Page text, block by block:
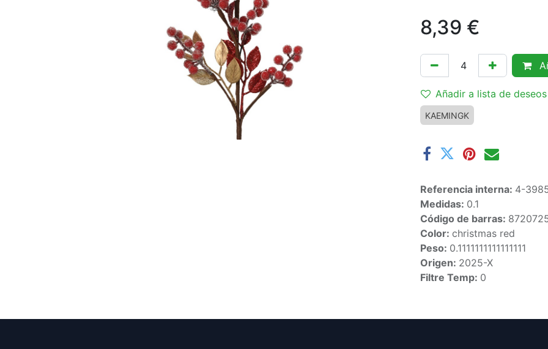
8,39 €
Añadir a lista de deseos
KAEMINGK
Referencia interna: 4-
Medidas: 0.1
Código de barras:
Color: christmas red
Peso: 0.1111111111111111
Origen: 2025-X
Filtre Temp: 0